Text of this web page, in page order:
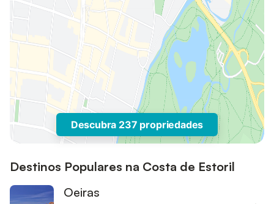
Descubra 237 propriedades
Destinos Populares na Costa de Estoril
Oeiras